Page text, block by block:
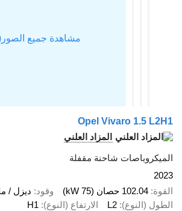
Opel Vivaro 1.5
المزاد العلني
شاحنة مقفلة
102.04 حصان (75 kW) وقود
ديزل / مازوت
(النوع) L2 الارتفاع (النوع) H1